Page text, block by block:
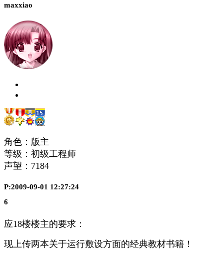
maxxiao
角色：版主
等级：初级工程师
声望： 7184
P:2009-09-01 12:27:24
6
应18楼楼主的要求：
现上传两本关于运行敷设方面的经典教材书籍！